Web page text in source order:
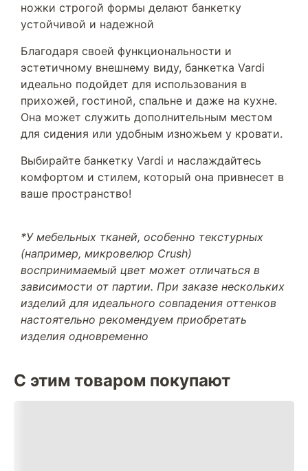
ножки строгой формы делают банкетку
устойчивой и надежной
Благодаря своей функциональности и
эстетичному внешнему виду, банкетка Vardi
идеально подойдет для использования в
прихожей, гостиной, спальне и даже на кухне.
Она может служить дополнительным местом
для сидения или удобным изножьем у кровати.
Выбирайте банкетку Vardi и наслаждайтесь
комфортом и стилем, который она привнесет в
ваше пространство!
*У мебельных тканей, особенно текстурных
(например, микровелюр Crush)
воспринимаемый цвет может отличаться в
зависимости от партии. При заказе нескольких
изделий для идеального совпадения оттенков
настоятельно рекомендуем приобретать
изделия одновременно
С этим товаром покупают